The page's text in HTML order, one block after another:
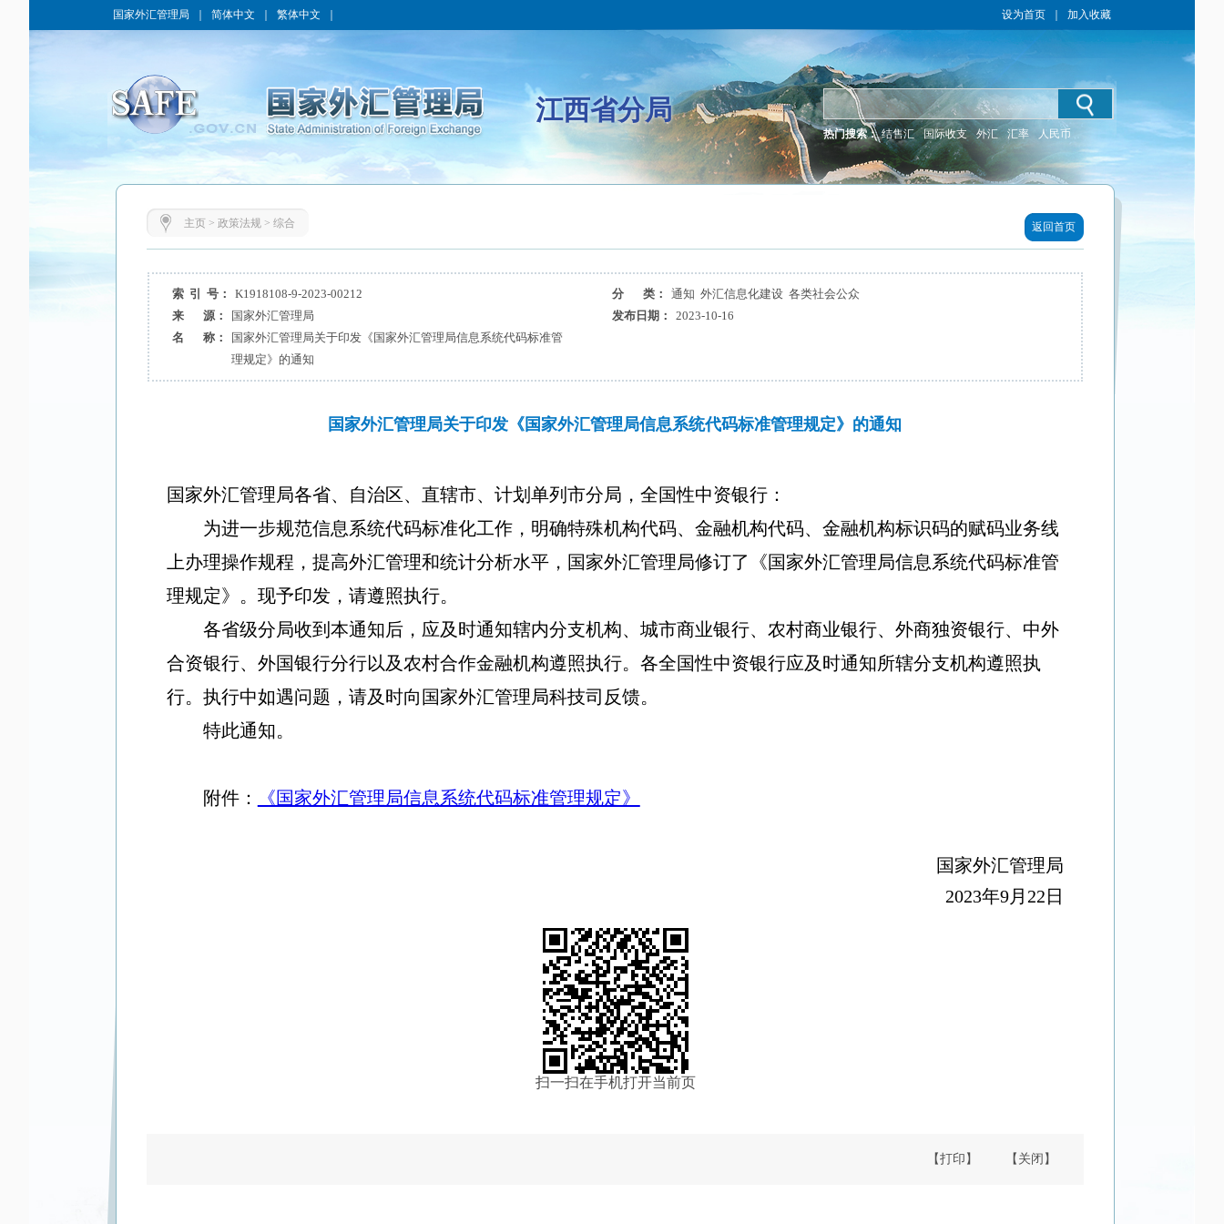
国家外汇管理局 简体中文 繁体中文 设为首页 加入收藏
江西省分局
热门搜索： 结售汇 国际收支 外汇 汇率 人民币
主页> 政策法规> 综合 返回首页
索 引 号： K1918108-9-2023-00212 分 类：
通知 外汇信息化建设 各类社会公众
来 源：
国家外汇管理局 发布日期：
2023-10-16
名 称：
国家外汇管理局关于印发《国家外汇管理局信息系统代码标准管
理规定》的通知
国家外汇管理局关于印发《国家外汇管理局信息系统代码标准管理规定》的通知
国家外汇管理局各省、自治区、直辖市、计划单列市分局，全国性中资银行：
为进一步规范信息系统代码标准化工作，明确特殊机构代码、金融机构代码、金融机构标识码的赋码业务线
上办理操作规程，提高外汇管理和统计分析水平，国家外汇管理局修订了《国家外汇管理局信息系统代码标准管
理规定》。现予印发，请遵照执行。
各省级分局收到本通知后，应及时通知辖内分支机构、城市商业银行、农村商业银行、外商独资银行、中外
合资银行、外国银行分行以及农村合作金融机构遵照执行。各全国性中资银行应及时通知所辖分支机构遵照执
行。执行中如遇问题，请及时向国家外汇管理局科技司反馈。
特此通知。
附件： 《国家外汇管理局信息系统代码标准管理规定》
国家外汇管理局
2023年9月 22 日
扫一扫在手机打开当前页
【打印】 【关闭】